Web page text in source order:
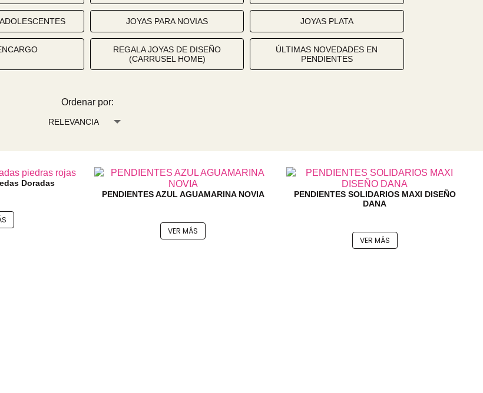
JOYAS PARA NOVIAS JOYAS PLATA
REGALA JOYAS DE DISEÑO
(CARRUSEL HOME)
ÚLTIMAS NOVEDADES EN
PENDIENTES
Ordenar por:
Doradas
PENDIENTES AZUL AGUAMARINA NOVIA
VER MÁS
PENDIENTES SOLIDARIOS MAXI DISEÑO
DANA
VER MÁS